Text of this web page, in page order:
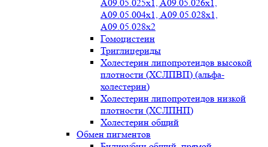
А09.05.025x1, A09.05.026х1,
А09.05.004х1, А09.05.028х1,
А09.05.028х2
Гомоцистеин
Триглицериды
Холестерин липопротеидов высокой
плотности (ХСЛПВП) (альфа-
холестерин)
Холестерин липопротеидов низкой
плотности (ХСЛПНП)
Холестерин общий
Обмен пигментов